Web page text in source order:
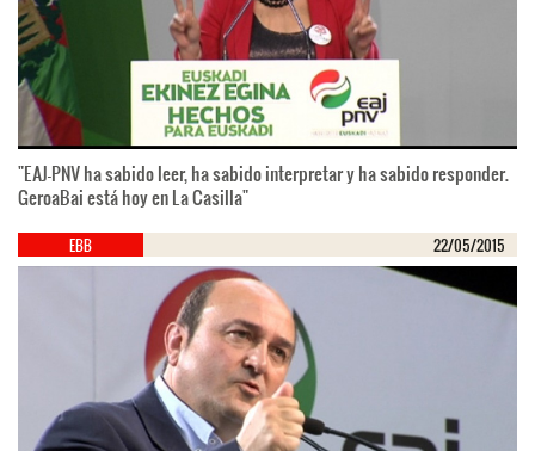
"EAJ-PNV ha sabido leer, ha sabido interpretar y ha sabido responder.
GeroaBai está hoy en La Casilla"
EBB 22/05/2015